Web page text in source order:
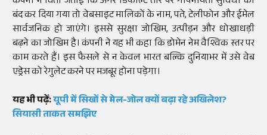
बंद कर दिया गया तो वेबसाइट मालिकों के नाम, पते, टेलीफोन और ईमेल
सार्वजनिक हो जाएंगे। इससे सुरक्षा जोखिम, उत्पीड़न और धोखाधड़ी
बढ़ने का जोखिम है। कंपनी ने यह भी कहा कि डोमेन नेम वैश्विक स्तर पर
काम करते हैं। इस फैसले से न केवल भारत बल्कि दुनियाभर में उसे वेब
एड्रेस को रेगुलेट करने पर मजबूर होना पड़ेगा।
यह भी पढ़ें:यूपी में सिखों से मेल-जोल क्यों बढ़ा रहे अखिलेश?
सियासी ताकत समझिए